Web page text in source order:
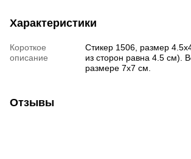
Характеристики
Короткое
описание
Стикер 1506, размер
из сторон равна 4.5 см).
размере 7х7 см.
Отзывы